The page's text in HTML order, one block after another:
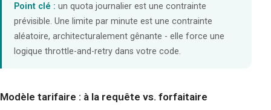
Point clé : un quota journalier est une contrainte
prévisible. Une limite par minute est une contrainte
aléatoire, architecturalement gênante - elle force une
logique throttle-and-retry dans votre code.
Modèle tarifaire : à la requête vs. forfaitaire